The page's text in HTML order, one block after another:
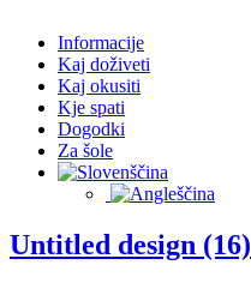
Informacije
Kaj doživeti
Kaj okusiti
Kje spati
Dogodki
Za šole
Untitled design (16)